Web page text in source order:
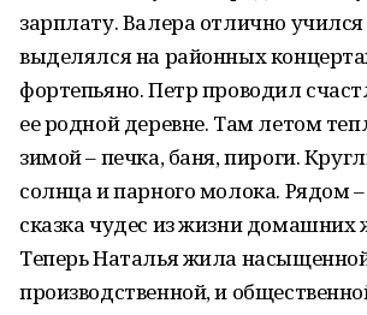
зарплату. Валера отлично
выделялся на районных
фортепьяно. Петр проводил
ее родной деревне. Там летом
зимой – печка, баня, пироги.
солнца и парного молока. Рядом
сказка чудес из жизни домашних
Теперь Наталья жила
производственной, и